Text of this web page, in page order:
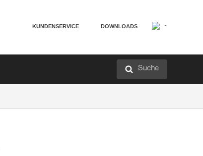
KUNDENSERVICE DOWNLOADS
Suche